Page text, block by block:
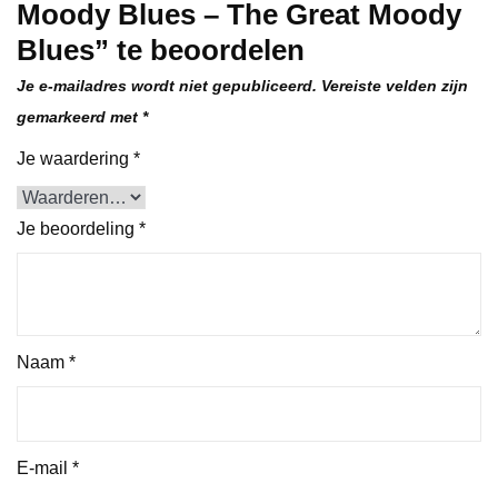
Moody Blues – The Great Moody
Blues” te beoordelen
Je e-mailadres wordt niet gepubliceerd. Vereiste velden zijn
gemarkeerd met *
Je waardering *
Je beoordeling *
Naam *
E-mail *